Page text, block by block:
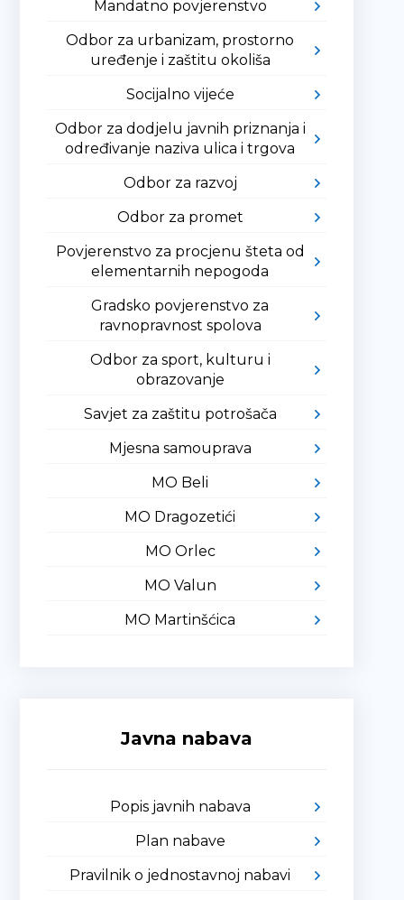
Mandatno povjerenstvo
Odbor za urbanizam, prostorno
uređenje i zaštitu okoliša
Socijalno vijeće
Odbor za dodjelu javnih priznanja i
određivanje naziva ulica i trgova
Odbor za razvoj
Odbor za promet
Povjerenstvo za procjenu šteta od
elementarnih nepogoda
Gradsko povjerenstvo za
ravnopravnost spolova
Odbor za sport, kulturu i
obrazovanje
Savjet za zaštitu potrošača
Mjesna samouprava
MO Beli
MO Dragozetići
MO Orlec
MO Valun
MO Martinšćica
Javna nabava
Popis javnih nabava
Plan nabave
Pravilnik o jednostavnoj nabavi